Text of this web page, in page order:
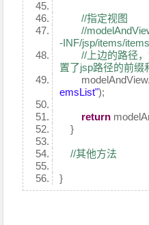
//指定视图
//
-INF/jsp/items/
//上边的路径
置了jsp路径的前缀
emsList");
return
}
//其他方法
}